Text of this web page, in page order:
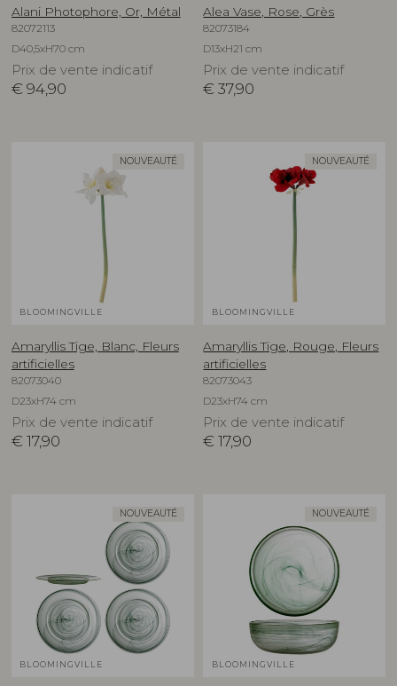
Alani Photophore, Or, Métal
82072113
D40,5xH70 cm
Prix de vente indicatif
€ 94,90
Alea Vase, Rose, Grès
82073184
D13xH21 cm
Prix de vente indicatif
€ 37,90
NOUVEAUTÉ
BLOOMINGVILLE
Amaryllis Tige, Blanc, Fleurs
artificielles
82073040
D23xH74 cm
Prix de vente indicatif
€ 17,90
NOUVEAUTÉ
BLOOMINGVILLE
Amaryllis Tige, Rouge, Fleurs
artificielles
82073043
D23xH74 cm
Prix de vente indicatif
€ 17,90
NOUVEAUTÉ
BLOOMINGVILLE
NOUVEAUTÉ
BLOOMINGVILLE